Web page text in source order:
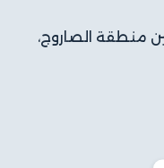
منطقة الصاروج،